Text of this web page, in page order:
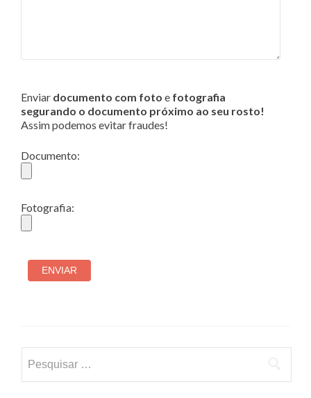
Enviar documento com foto e fotografia
segurando o documento próximo ao seu rosto!
Assim podemos evitar fraudes!
Documento:
Fotografia:
por: